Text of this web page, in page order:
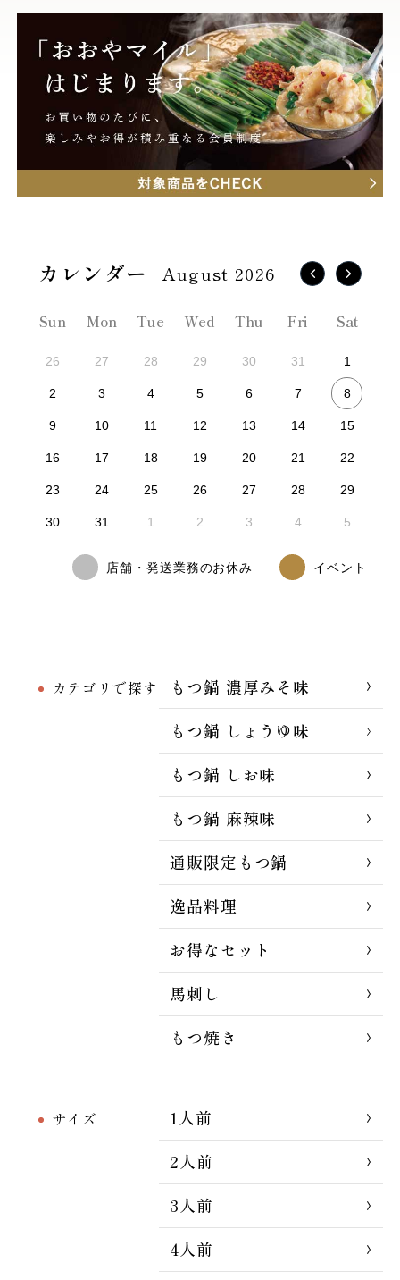
カテゴリで探す
もつ鍋 濃厚みそ味
もつ鍋 しょうゆ味
もつ鍋 しお味
もつ鍋 麻辣味
通販限定もつ鍋
逸品料理
お得なセット
馬刺し
もつ焼き
サイズ
1人前
2人前
3人前
4人前
August 2026
Sun Mon Tue Wed Thu Fri Sat
26 27 28 29 30 31 1
2 3 4 5 6 7 8
9 10 11 12 13 14 15
16 17 18 19 20 21 22
23 24 25 26 27 28 29
30 31 1 2 3 4 5
店舗・発送業務のお休み イベント